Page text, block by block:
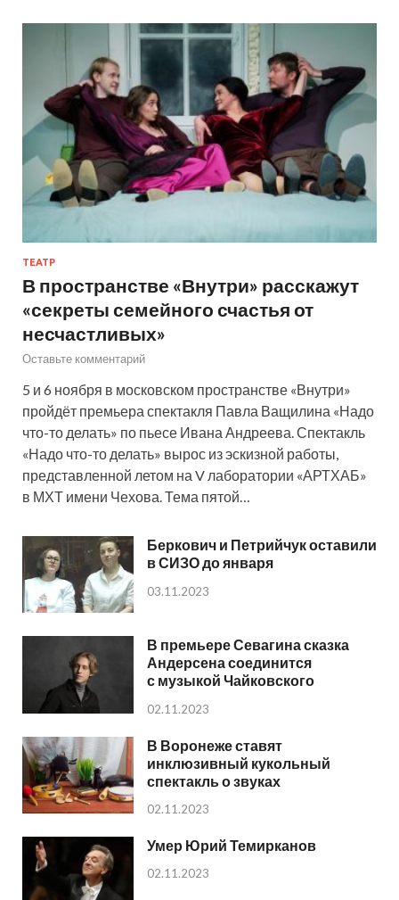
ТЕАТР
В пространстве «Внутри» расскажут
«секреты семейного счастья от
несчастливых»
Оставьте комментарий
5 и 6 ноября в московском пространстве «Внутри»
пройдёт премьера спектакля Павла Ващилина «Надо
что-то делать» по пьесе Ивана Андреева. Спектакль
«Надо что-то делать» вырос из эскизной работы,
представленной летом на V лаборатории «АРТХАБ»
в МХТ имени Чехова. Тема пятой…
Беркович и Петрийчук оставили
в СИЗО до января
03.11.2023
В премьере Севагина сказка
Андерсена соединится
с музыкой Чайковского
02.11.2023
В Воронеже ставят
инклюзивный кукольный
спектакль о звуках
02.11.2023
Умер Юрий Темирканов
02.11.2023